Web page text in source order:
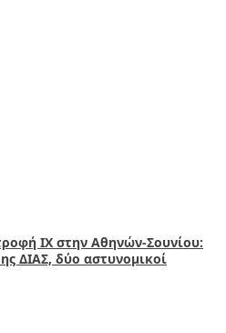
ΙΧ στην Αθηνών-Σουνίου:
ΔΙΑΣ, δύο αστυνομικοί